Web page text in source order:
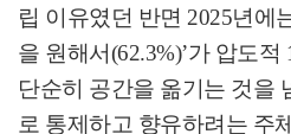
립 이유였던 반면 2025년에
을 원해서(62.3%)’가 압도적
단순히 공간을 옮기는 것을
로 통제하고 향유하려는 주